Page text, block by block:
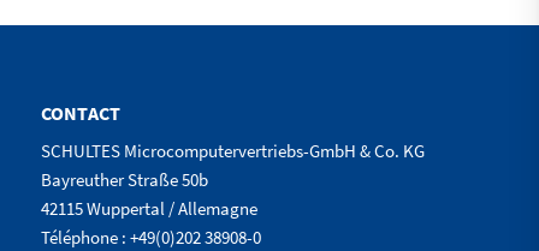
CONTACT
SCHULTES Microcomputervertriebs-GmbH & Co. KG
Bayreuther Straße 50b
42115 Wuppertal / Allemagne
Téléphone : +49(0)202 38908-0